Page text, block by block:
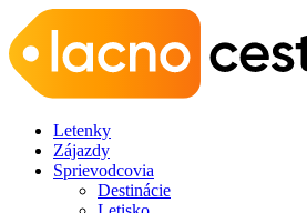
Letenky
Zájazdy
Sprievodcovia
Destinácie